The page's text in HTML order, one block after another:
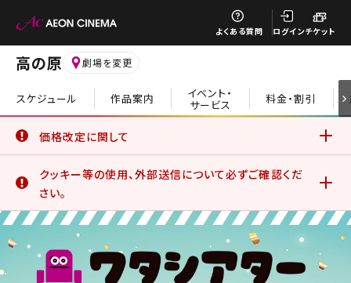
よくある質問 ログインチケット
高の原 劇場を変更
スケジュール 作品案内 イベント・
サービス 料金・割引
価格改定に関して
格改定を実施いたしました。
詳細はこちら
クッキー等の使用、外部送信について必ずご確認くだ
さい。
イオンシネマ公式アプリをご利用のお客さま
公式アプリでは、サービスの利用状況分析やお客さまの体験
を向上させるためにクッキー等を使用しています。このままご
利用になる場合、クッキー等の使用に同意したことになりま
す。詳しくは、サイトポリシーをご覧ください。
閉じる
閉じる